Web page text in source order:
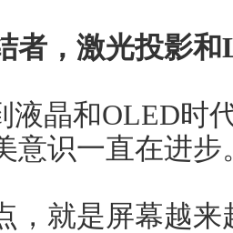
者，激光投影
液晶和OLED时
意识一直在进步
，就是屏幕越